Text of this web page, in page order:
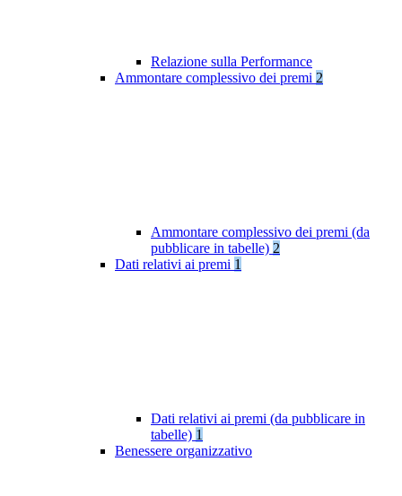
Relazione sulla Performance
Ammontare complessivo dei premi 2
Ammontare complessivo dei premi (da
pubblicare in tabelle) 2
Dati relativi ai premi 1
Dati relativi ai premi (da pubblicare in
tabelle) 1
Benessere organizzativo